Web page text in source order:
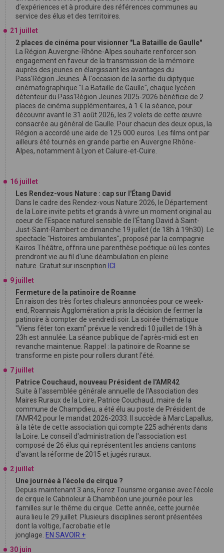
d’expériences et à produire des références communes au
service des élus et des territoires.
21 juillet
2 places de cinéma pour visionner "La Bataille de Gaulle"
La Région Auvergne-Rhône-Alpes souhaite renforcer son
engagement en faveur de la transmission de la mémoire
auprès des jeunes en élargissant les avantages du
Pass'Région Jeunes. À l'occasion de la sortie du diptyque
cinématographique "La Bataille de Gaulle", chaque lycéen
détenteur du Pass'Région Jeunes 2025-2026 bénéficie de 2
places de cinéma supplémentaires, à 1 € la séance, pour
découvrir avant le 31 août 2026, les 2 volets de cette œuvre
consacrée au général de Gaulle. Pour chacun des deux opus, la
Région a accordé une aide de 125 000 euros. Les films ont par
ailleurs été tournés en grande partie en Auvergne Rhône-
Alpes, notamment à Lyon et Caluire-et-Cuire.
16 juillet
Les Rendez-vous Nature : cap sur l'Étang David
Dans le cadre des Rendez-vous Nature 2026, le Département
de la Loire invite petits et grands à vivre un moment original au
coeur de l'Espace naturel sensible de l'Étang David à Saint-
Just-Saint-Rambert ce dimanche 19 juillet (de 18h à 19h30). Le
spectacle "Histoires ambulantes", proposé par la compagnie
Kaïros Théâtre, offrira une parenthèse poétique où les contes
prendront vie au fil d'une déambulation en pleine
nature. Gratuit sur inscription ICI
9 juillet
Fermeture de la patinoire de Roanne
En raison des très fortes chaleurs annoncées pour ce week-
end, Roannais Agglomération a pris la décision de fermer la
patinoire à compter de vendredi soir. La soirée thématique
"Viens fêter ton exam" prévue le vendredi 10 juillet de 19h à
23h est annulée. La séance publique de l’après-midi est en
revanche maintenue. Rappel : la patinoire de Roanne se
transforme en piste pour rollers durant l'été.
7 juillet
Patrice Couchaud, nouveau Président de l'AMR42
Suite à l'assemblée générale annuelle de l'Association des
Maires Ruraux de la Loire, Patrice Couchaud, maire de la
commune de Champdieu, a été élu au poste de Président de
l'AMR42 pour le mandat 2026-2033. Il succède à Marc Lapallus,
à la tête de cette association qui compte 225 adhérents dans
la Loire. Le conseil d'administration de l'association est
composé de 26 élus qui représentent les anciens cantons
d'avant la réforme de 2015 et jugés ruraux.
2 juillet
Une journée à l’école de cirque ?
Depuis maintenant 3 ans, Forez Tourisme organise avec l’école
de cirque le Cabrioleur à Chambéon une journée pour les
familles sur le thême du cirque. Cette année, cette journée
aura lieu le 29 juillet. Plusieurs disciplines seront présentées
dont la voltige, l’acrobatie et le
jonglage. EN SAVOIR +
30 juin